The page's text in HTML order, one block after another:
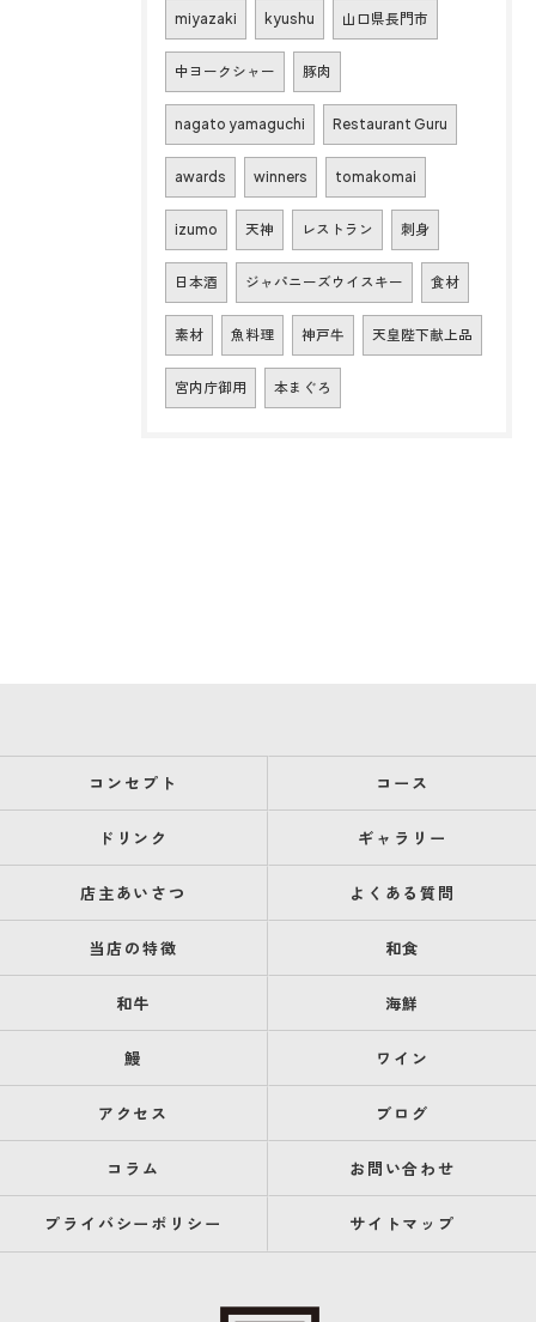
miyazaki kyushu 山口県長門市
中ヨークシャー 豚肉
nagato yamaguchi Restaurant Guru
awards winners tomakomai
izumo 天神 レストラン 刺身
日本酒 ジャパニーズウイスキー 食材
素材 魚料理 神戸牛 天皇陛下献上品
宮内庁御用 本まぐろ
コンセプト コース
ドリンク ギャラリー
店主あいさつ よくある質問
当店の特徴 和食
和牛 海鮮
鰻 ワイン
アクセス ブログ
コラム お問い合わせ
プライバシーポリシー サイトマップ